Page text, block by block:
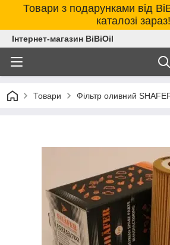
Товари з подарунками від
каталозі зараз!
Інтернет-магазин BiBiOil
Товари Фільтр оливний